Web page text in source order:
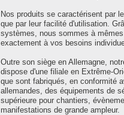
Nos produits se caractérisent par
que par leur facilité d'utilisation.
systèmes, nous sommes à
exactement à vos besoins
Outre son siège en Allemagne,
dispose d'une filiale en Extrême-
que sont fabriqués, en conformité
allemandes, des équipements de
supérieure pour chantiers,
manifestations de grande ampleur.